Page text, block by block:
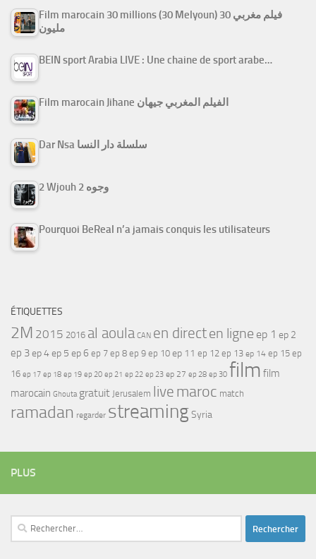
Film marocain 30 millions (30 Melyoun) فيلم مغربي 30
مليون
BEIN sport Arabia LIVE : Une chaine de sport arabe…
Film marocain Jihane الفيلم المغربي جيهان
Dar Nsa سلسلة دار النسا
2 Wjouh 2 وجوه
Pourquoi BeReal n’a jamais conquis les utilisateurs
ÉTIQUETTES
2M 2015 2016 al aoula CAN en directen ligne ep 1 ep 2
ep 3ep 4ep 5 ep 6 ep 7 ep 8 ep 9 ep 10 ep 11 ep 12 ep 13 ep 14 ep 15 ep
16 ep 17 ep 18 ep 19 ep 20 ep 21 ep 22 ep 23 ep 27 ep 28 ep 30 film film
marocain Ghouta gratuit Jerusalem live maroc match
ramadan regarder streamingSyria
PLUS
Rechercher :